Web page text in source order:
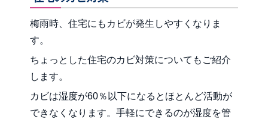
梅雨時、住宅にもカビが発生しやすくなりま
す。
ちょっとした住宅のカビ対策についてもご紹介
します。
カビは湿度が60％以下になるとほとんど活動が
できなくなります。手軽にできるのが湿度を管